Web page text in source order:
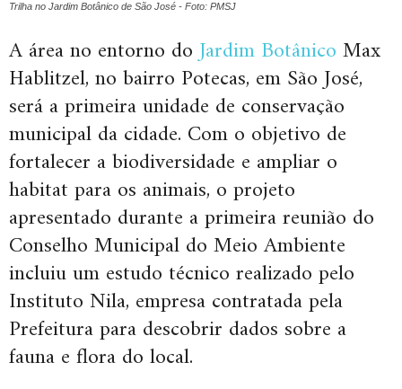
Trilha no Jardim Botânico de São José - Foto: PMSJ
A área no entorno doJardim BotânicoMax
Hablitzel, no bairro Potecas, em São José,
será a primeira unidade de conservação
municipal da cidade. Com o objetivo de
fortalecer a biodiversidade e ampliar o
habitat para os animais, o projeto
apresentado durante a primeira reunião do
Conselho Municipal do Meio Ambiente
incluiu um estudo técnico realizado pelo
Instituto Nila, empresa contratada pela
Prefeitura para descobrir dados sobre a
fauna e flora do local.